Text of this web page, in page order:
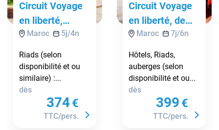
Circuit Voyage
en liberté,
Marrakech,
oasis et désert
de Zagora
Maroc 5j/4n
Riads (selon
disponibilité et ou
similaire) :...
dès
374€
TTC/pers.
Circuit Voyage
en liberté, de
Marrakech aux
dunes de
Merzouga
Maroc 7j/6n
Hôtels, Riads,
auberges (selon
disponibilité et ou...
dès
399 €
TTC/pers.